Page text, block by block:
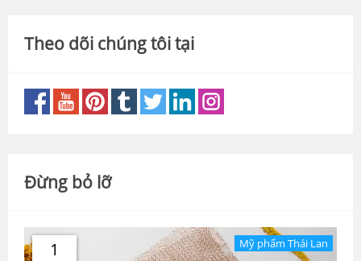
Theo dõi chúng tôi tại
Đừng bỏ lỡ
1 Mỹ phẩm Thái Lan